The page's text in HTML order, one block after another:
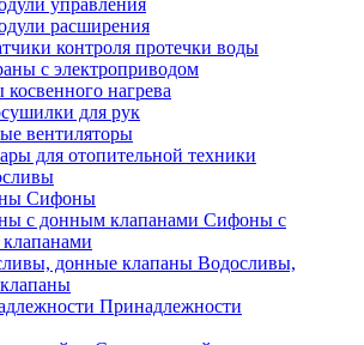
управления
расширения
контроля протечки воды
с электроприводом
нагрева
для рук
вентиляторы
для отопительной техники
Сифоны
Сифоны с
Водосливы,
Принадлежности